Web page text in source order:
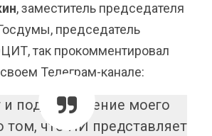
, заместитель председателя
председатель
так прокомментировал
Телеграм-канале:
и подтверждение моего
том, что ИИ представляет